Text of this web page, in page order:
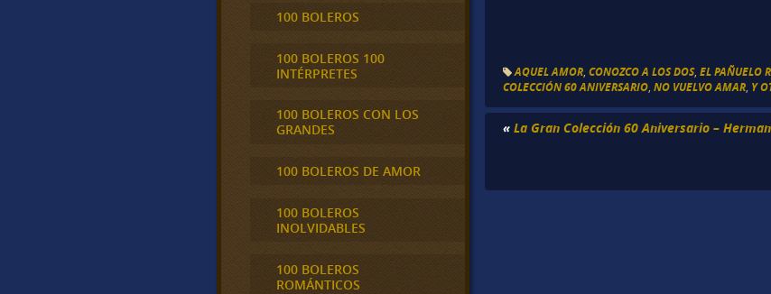
AQUEL AMOR ,CONOZCO A LOS DOS,EL PAÑUELO
COLECCIÓN 60 ANIVERSARIO ,NO VUELVO AMAR Y
«La Gran Colección 60 Aniversario –
100 BOLEROS
100 BOLEROS 100
INTÉRPRETES
100 BOLEROS CON LOS
GRANDES
100 BOLEROS DE AMOR
100 BOLEROS
INOLVIDABLES
100 BOLEROS
ROMÁNTICOS